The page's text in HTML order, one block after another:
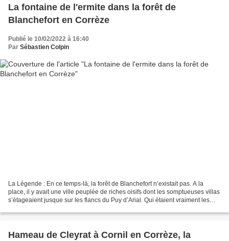
La fontaine de l'ermite dans la forêt de
Blanchefort en Corrèze
Publié le 10/02/2022 à 16:40
Par Sébastien Colpin
La Légende : En ce temps-là, la forêt de Blanchefort n’existait pas. A la
place, il y avait une ville peuplée de riches oisifs dont les somptueuses villas
s’étageaient jusque sur les flancs du Puy d’Arial. Qui étaient vraiment les
Hameau de Cleyrat à Cornil en Corrèze, la